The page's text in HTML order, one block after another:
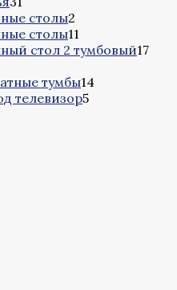
товар
столы2
товара
столы11
товаров
стол 2 тумбовый1717
тумбы1414
телевизор55